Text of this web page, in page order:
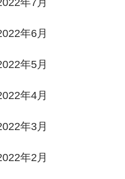
年7月
年6月
年5月
年4月
年3月
年2月